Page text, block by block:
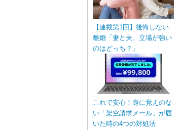
【連載第1回】後悔しない
離婚「妻と夫、立場が強い
のはどっち？」
これで安心！身に覚えのな
い「架空請求メール」が届
いた時の4つの対処法